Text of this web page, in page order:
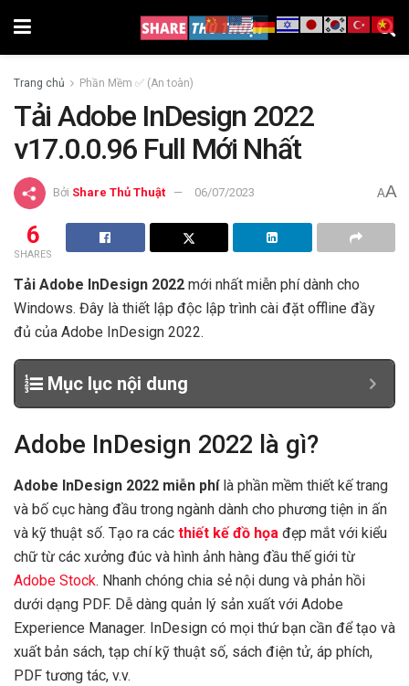
Trang chủ Phần Mềm ✅ (An toàn)
Tải Adobe InDesign 2022
v17.0.0.96 Full Mới Nhất
Bởi Share Thủ Thuật 06/07/2023 AA
6
SHARES
Tải Adobe InDesign 2022 mới nhất miễn phí dành cho
Windows. Đây là thiết lập độc lập trình cài đặt offline đầy
đủ của Adobe InDesign 2022.
Mục lục nội dung
Adobe InDesign 2022 là gì?
Adobe InDesign 2022 miễn phílà phần mềm thiết kế trang
và bố cục hàng đầu trong ngành dành cho phương tiện in ấn
và kỹ thuật số. Tạo ra các thiết kế đồ họa đẹp mắt với kiểu
chữ từ các xưởng đúc và hình ảnh hàng đầu thế giới từ
Adobe Stock. Nhanh chóng chia sẻ nội dung và phản hồi
dưới dạng PDF. Dễ dàng quản lý sản xuất với Adobe
Experience Manager. InDesign có mọi thứ bạn cần để tạo và
xuất bản sách, tạp chí kỹ thuật số, sách điện tử, áp phích,
PDF tương tác, v.v.